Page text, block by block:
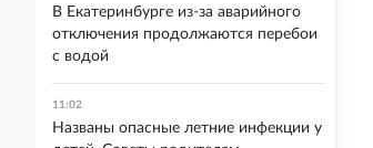
В Екатеринбурге из-за аварийного
отключения продолжаются перебои
с водой
11:02
Названы опасные летние инфекции у